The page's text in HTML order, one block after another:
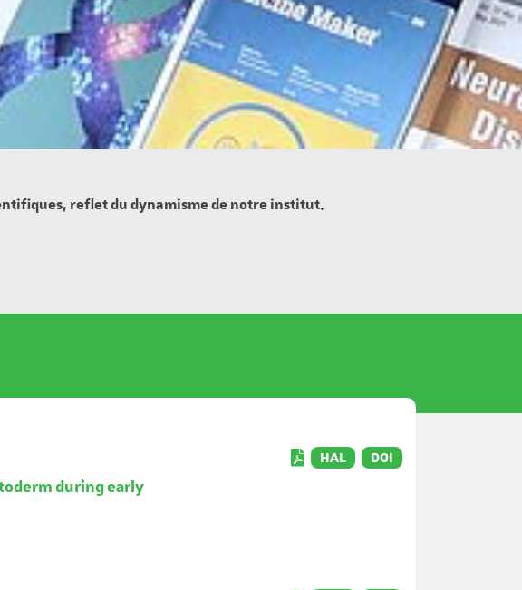
reflet du dynamisme de notre institut.
during early
HAL DOI